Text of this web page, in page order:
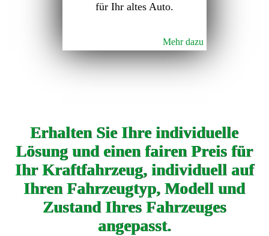
für Ihr altes Auto.
Mehr dazu
Erhalten Sie Ihre individuelle
Lösung und einen fairen Preis für
Ihr Kraftfahrzeug, individuell auf
Ihren Fahrzeugtyp, Modell und
Zustand Ihres Fahrzeuges
angepasst.